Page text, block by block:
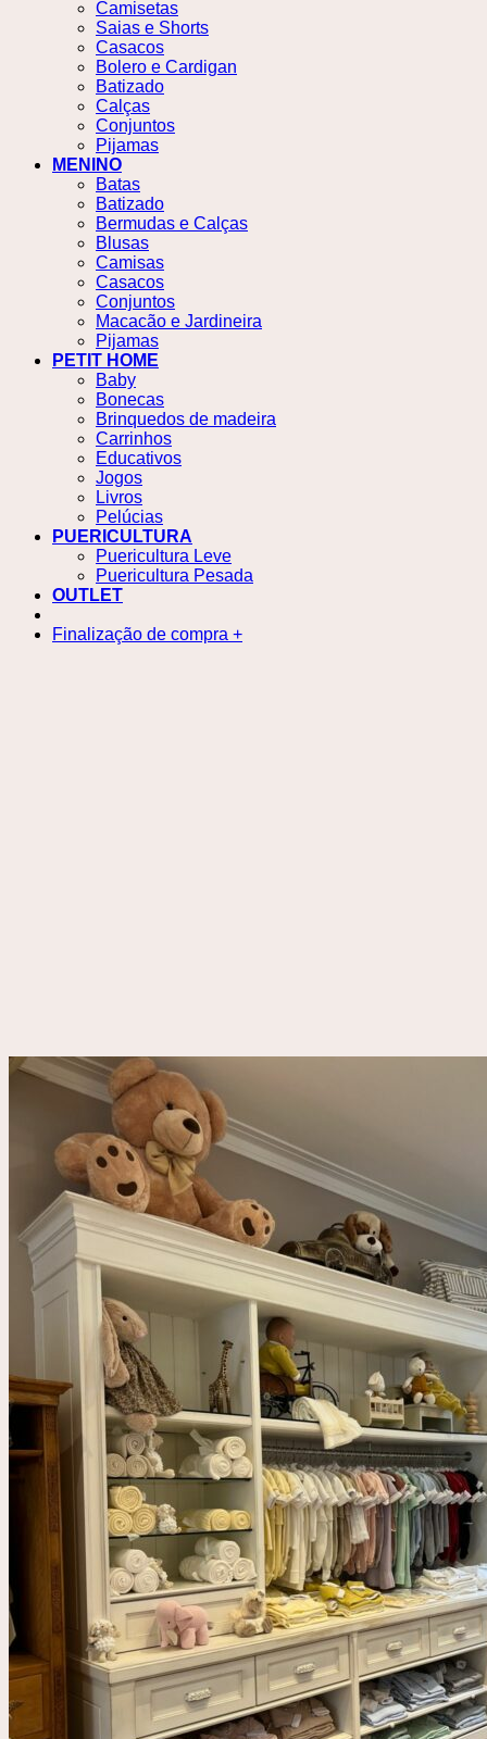
Camisetas
Saias e Shorts
Casacos
Bolero e Cardigan
Batizado
Calças
Conjuntos
Pijamas
MENINO
Batas
Batizado
Bermudas e Calças
Blusas
Camisas
Casacos
Conjuntos
Macacão e Jardineira
Pijamas
PETIT HOME
Baby
Bonecas
Brinquedos de madeira
Carrinhos
Educativos
Jogos
Livros
Pelúcias
PUERICULTURA
Puericultura Leve
Puericultura Pesada
OUTLET
Finalização de compra +